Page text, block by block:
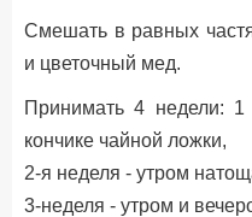
Смешать в равных
и цветочный мед.
Принимать 4 недели:
кончике чайной ложки,
2-я неделя - утром
3-неделя - утром и